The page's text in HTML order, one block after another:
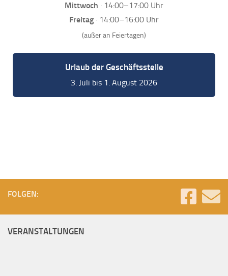
Mittwoch · 14:00–17:00 Uhr
Freitag · 14:00–16:00 Uhr
(außer an Feiertagen)
Urlaub der Geschäftsstelle
3. Juli bis 1. August 2026
FOLGEN:
VERANSTALTUNGEN